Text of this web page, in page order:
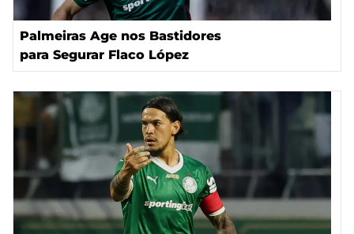
Palmeiras Age nos Bastidores
para Segurar Flaco López